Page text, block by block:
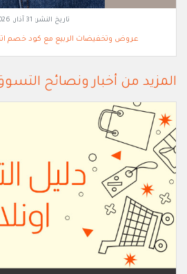
تاريخ النشر: 31 آذار, 2026
عروض وتخفيضات الربيع مع كود خصم
المزيد من أخبار ونصائح